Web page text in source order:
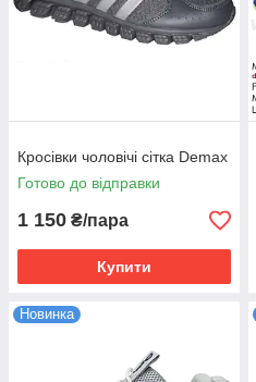
Кросівки чоловічі сітка Demax
Готово до відправки
1 150 ₴/пара
Купити
Новинка